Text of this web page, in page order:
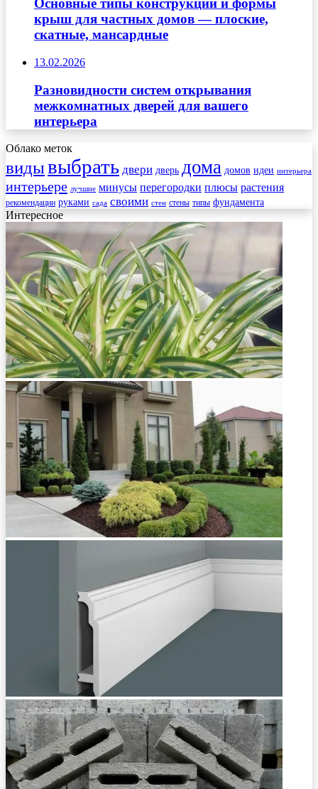
Основные типы конструкций и формы
крыш для частных домов — плоские,
скатные, мансардные
13.02.2026
Разновидности систем открывания
межкомнатных дверей для вашего
интерьера
Облако меток
видывыбрать двери дверь дома домов идеи интерьера
интерьере лучшие минусы перегородки плюсы растения
рекомендации руками сада своими стен стены типы фундамента
Интересное